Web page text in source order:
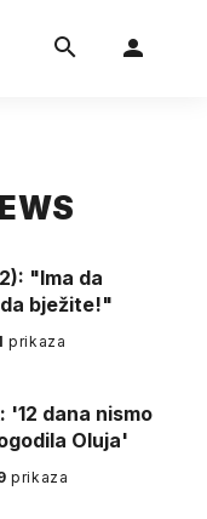
"Ima da
bježite!"
prikaza
'12 dana nismo
Oluja'
prikaza